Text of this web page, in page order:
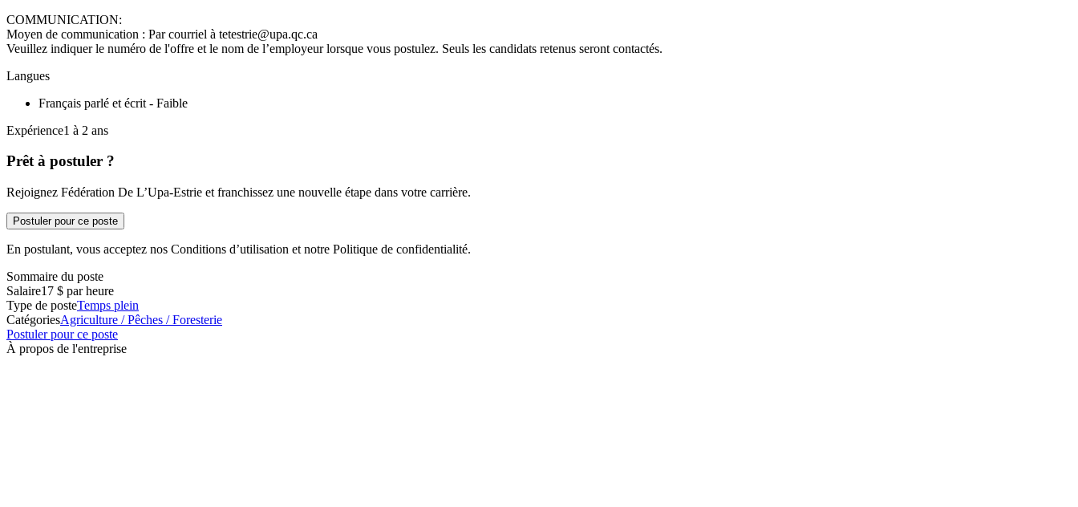
COMMUNICATION:
Moyen de communication : Par courriel à tetestrie@upa.qc.ca
Veuillez indiquer le numéro de l'offre et le nom de l’employeur lorsque vous postulez. Seuls les candidats retenus seront contactés.
Langues
Français parlé et écrit - Faible
Expérience1 à 2 ans
Prêt à postuler ?
Rejoignez Fédération De L’Upa-Estrie et franchissez une nouvelle étape dans votre carrière.
Postuler pour ce poste
En postulant, vous acceptez nos Conditions d’utilisation et notre Politique de confidentialité.
Sommaire du poste
Salaire17 $ par heure
Type de posteTemps plein
CatégoriesAgriculture / Pêches / Foresterie
Postuler pour ce poste
À propos de l'entreprise